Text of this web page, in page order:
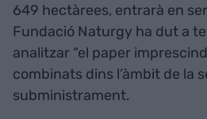
649 hectàrees, entrarà en
Fundació Naturgy ha dut a
analitzar “el paper
combinats dins l’àmbit de la
subministrament.